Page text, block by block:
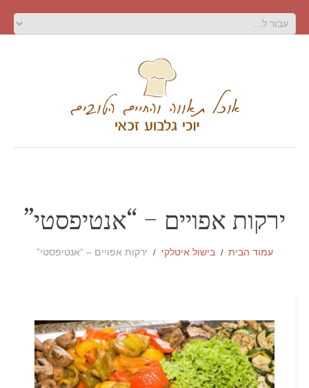
ירקות אפויים – “אנטיפסטי”
עמוד הבית בישול איטלקי ירקות אפויים – “אנטיפסטי”